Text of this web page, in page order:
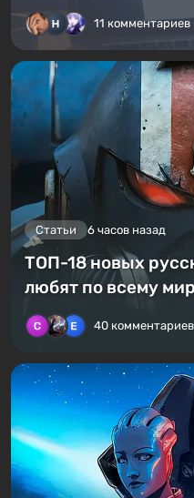
11 комментариев
Статьи 6 часов назад
ТОП-18 новых
любят по всему
40 комментариев